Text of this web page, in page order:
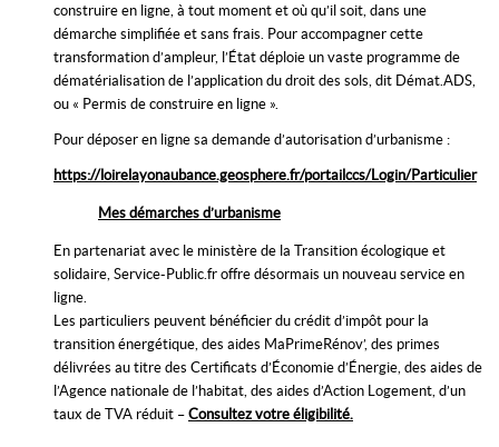
construire en ligne, à tout moment et où qu’il soit, dans une
démarche simplifiée et sans frais. Pour accompagner cette
transformation d’ampleur, l’État déploie un vaste programme de
dématérialisation de l’application du droit des sols, dit Démat.ADS,
ou « Permis de construire en ligne ».
Pour déposer en ligne sa demande d’autorisation d’urbanisme :
https://loirelayonaubance.geosphere.fr/portailccs/Login/Particulier
Mes démarches d’urbanisme
En partenariat avec le ministère de la Transition écologique et
solidaire, Service-Public.fr offre désormais un nouveau service en
ligne.
Les particuliers peuvent bénéficier du crédit d’impôt pour la
transition énergétique, des aides MaPrimeRénov’, des primes
délivrées au titre des Certificats d’Économie d’Énergie, des aides de
l’Agence nationale de l’habitat, des aides d’Action Logement, d’un
taux de TVA réduit – Consultez votre éligibilité.